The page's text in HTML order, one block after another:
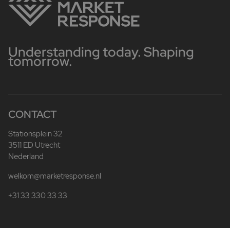
Understanding today. Shaping
tomorrow.
CONTACT
Stationsplein 32
3511 ED Utrecht
Nederland
welkom@marketresponse.nl
+31 33 330 33 33